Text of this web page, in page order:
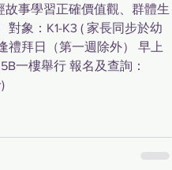
故事學習正確價值觀、群體生
對象：K1-K3 ( 家長同步於幼
禮拜日（第一週除外） 早上
一樓舉行 報名及查詢：